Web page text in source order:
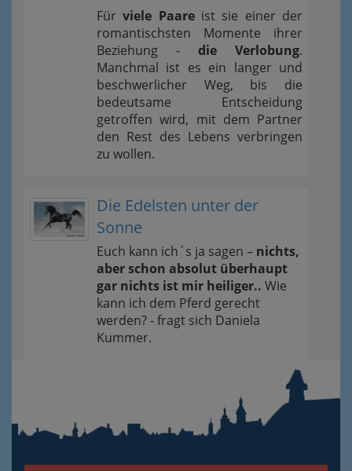
Fürviele Paareist sie einer der
romantischsten Momente ihrer
Beziehung - die Verlobung.
Manchmal ist es ein langer und
beschwerlicher Weg, bis die
bedeutsame Entscheidung
getroffen wird, mit dem Partner
den Rest des Lebens verbringen
zu wollen.
Die Edelsten unter der
Sonne
Euch kann ich´s ja sagen – nichts,
aber schon absolut überhaupt
gar nichts ist mir heiliger.. Wie
kann ich dem Pferd gerecht
werden? - fragt sich Daniela
Kummer.